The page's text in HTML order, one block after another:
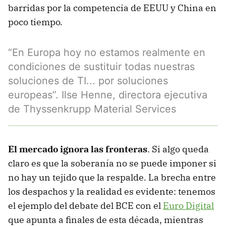
barridas por la competencia de EEUU y China en
poco tiempo.
“En Europa hoy no estamos realmente en
condiciones de sustituir todas nuestras
soluciones de TI... por soluciones
europeas”. Ilse Henne, directora ejecutiva
de Thyssenkrupp Material Services
El mercado ignora las fronteras. Si algo queda
claro es que la soberanía no se puede imponer si
no hay un tejido que la respalde. La brecha entre
los despachos y la realidad es evidente: tenemos
el ejemplo del debate del BCE con el Euro Digital
que apunta a finales de esta década, mientras